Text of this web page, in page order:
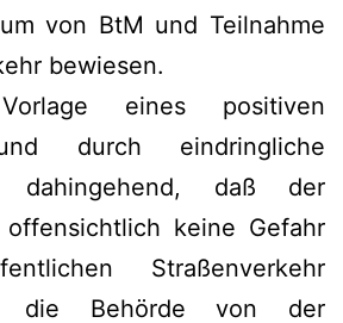
von BtM und Teilnahme
bewiesen.
eines positiven
durch eindringliche
dahingehend, daß der
keine Gefahr
Straßenverkehr
die Behörde von der